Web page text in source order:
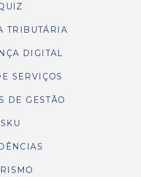
TRIBUTÁRIA
DIGITAL
SERVIÇOS
DE GESTÃO
SKU